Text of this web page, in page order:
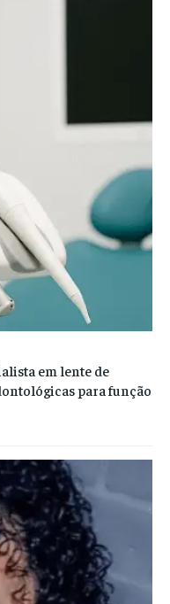
em lente de
para função